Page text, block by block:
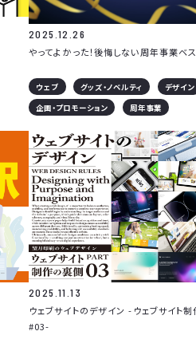
2025.12.26
やってよかった！後悔しない周年事業ベ
ウェブ グッズ・ノベルティ
デザイン
企画・プロモーション
周年事業
2025.11.13
ウェブサイトのデザイン -ウェブサイト
#03-